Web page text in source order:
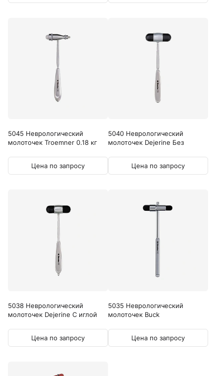
5045 Неврологический
молоточек Troemner 0.18 кг
Цена по запросу
5040 Неврологический
молоточек Dejerine Без
Цена по запросу
5038 Неврологический
молоточек Dejerine С иглой
Цена по запросу
5035 Неврологический
молоточек Buck
Цена по запросу